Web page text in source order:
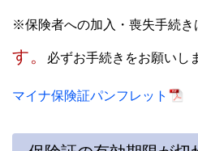
※保険者への加入・喪失手続き
す。
必ずお手続きをお願いし
マイナ保険証パンフレット